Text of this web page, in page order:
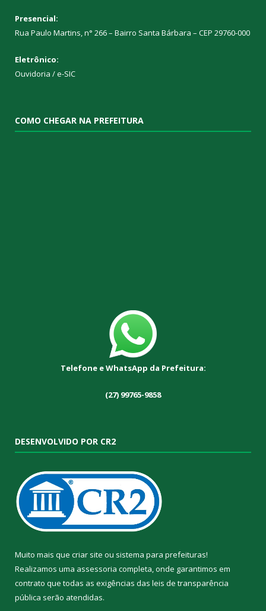
Presencial:
Rua Paulo Martins, n° 266 – Bairro Santa Bárbara – CEP 29760-000
Eletrônico:
Ouvidoria /e-SIC
COMO CHEGAR NA PREFEITURA
Telefone e WhatsApp da Prefeitura:
(27) 99765-9858
DESENVOLVIDO POR CR2
Muito mais que criar site ou sistema para prefeituras!
Realizamos uma assessoria completa, onde garantimos em
contrato que todas as exigências das leis de transparência
pública serão atendidas.